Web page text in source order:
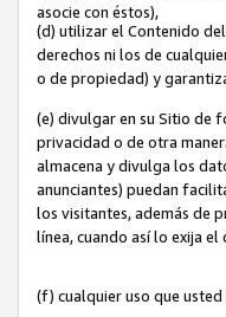
asocie con éstos),
(d) utilizar el Contenido
derechos ni los de
o de propiedad) y
(e) divulgar en su Sitio de
privacidad o de otra
almacena y divulga los
anunciantes) puedan
los visitantes, además de
línea, cuando así lo exija
(f) cualquier uso que